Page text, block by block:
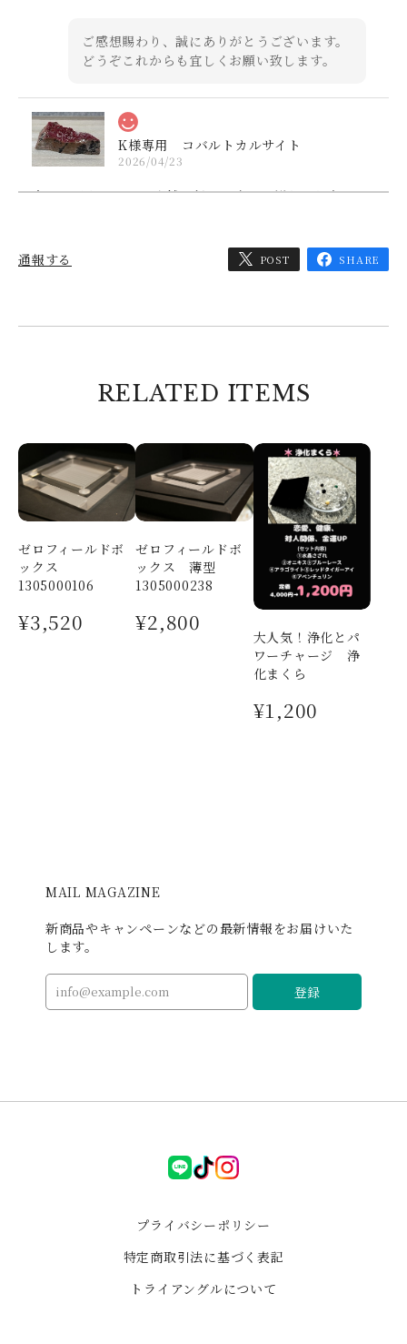
ご感想賜わり、誠にありがとうございます。
どうぞこれからも宜しくお願い致します。
K様専用 コバルトカルサイト
2026/04/23
本日、届きました。店舗に行った時に、鮮やかな赤ワイ
対応と発送、ありがとうございました。これからも通う
ので宜しくお願い致します。
コメントいただきまして、ありがとうござい
しくださいませ。 お待ちしております。 代
表 中村
I様専用
2026/03/08
果蓮先生のリーディングでの紹介のアクアマリン、とっ
ても美しいです🩵小玉ながら輝きがしっかりとあり、さ
すがはトライアングルさまの石の品質だと思いました。
合わせていただいたパールの照りも美しいです。 あまり
玉で作ってくださったチャームもとても可愛いです✨ 大
ございました。 ブレスレットの糸の不具合
2026/03/04
お迎えしたレッドジャスパーのフクロウちゃん、玄関に
たお顔が愛着湧きます✨ 福を呼び込んでくれますように
🩷 水晶のチャームもありがとうございました🙏💖
ないかなと思ってましたが、この大きさのローズクォー
ツを使っていて、デザインもレトロ不思議な感じが可愛
くて、お迎えさせていただきました😊手に取って見てる
通報する POST SHARE
RELATED ITEMS
ゼロフィールドボ
ックス
1305000106
¥3,520
ゼロフィールドボ
ックス 薄型
1305000238
¥2,800
大人気！浄化とパ
ワーチャージ 浄
化まくら
¥1,200
MAIL MAGAZINE
新商品やキャンペーンなどの最新情報をお届けいた
します。
登録
プライバシーポリシー
特定商取引法に基づく表記
トライアングルについて